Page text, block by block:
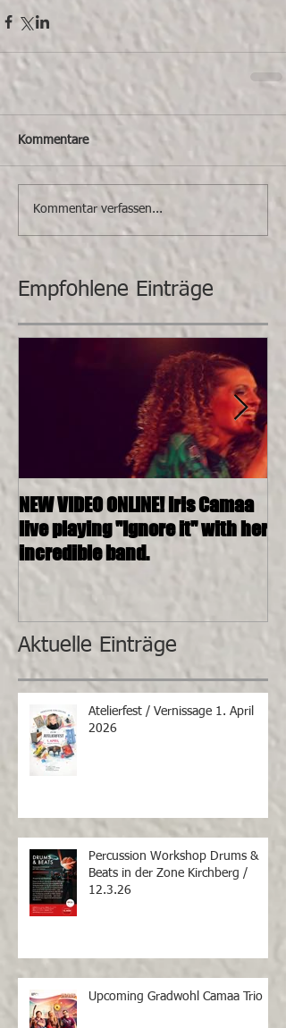
Kommentare
Kommentar verfassen...
Empfohlene Einträge
NEW VIDEO ONLINE! Iris Camaa
live playing "Ignore it" with her
incredible band.
Aktuelle Einträge
Atelierfest / Vernissage 1. April
2026
Percussion Workshop Drums &
Beats in der Zone Kirchberg /
12.3.26
Upcoming Gradwohl Camaa Trio